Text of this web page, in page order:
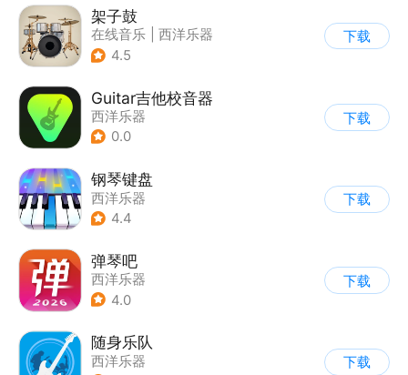
架子鼓
在线音乐
西洋乐器
4.5
下载
Guitar吉他校音器
西洋乐器
0.0
下载
钢琴键盘
西洋乐器
4.4
下载
弹琴吧
西洋乐器
4.0
下载
随身乐队
西洋乐器
下载